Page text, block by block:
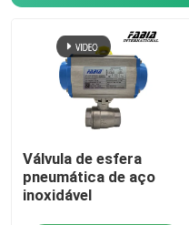
Para casa
Produtos
Vídeos
Válvula de esfera
pneumática de aço
inoxidável